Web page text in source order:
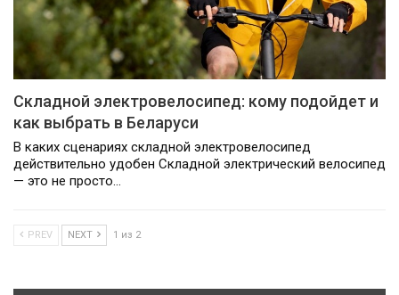
Складной электровелосипед: кому подойдет и
как выбрать в Беларуси
В каких сценариях складной электровелосипед
действительно удобен Складной электрический велосипед
— это не просто…
PREV NEXT 1 из 2